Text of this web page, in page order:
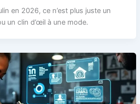
en 2026, ce n’est plus juste un
un clin d’œil à une mode.